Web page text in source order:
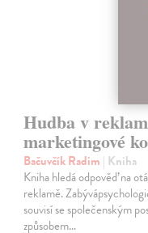
Hudba v
marketingové
Bačuvčík Radim | Kniha
Kniha hledá odpověď na
reklamě.
souvisí se společenským
způsobem…